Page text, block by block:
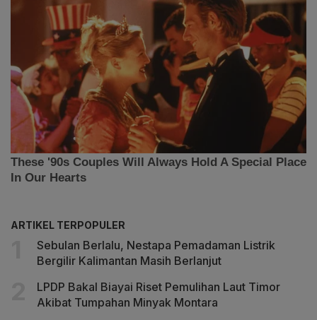
ARTIKEL TERPOPULER
Sebulan Berlalu, Nestapa Pemadaman Listrik
Bergilir Kalimantan Masih Berlanjut
LPDP Bakal Biayai Riset Pemulihan Laut Timor
Akibat Tumpahan Minyak Montara